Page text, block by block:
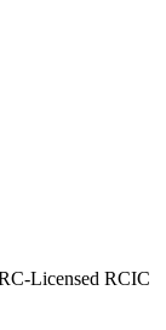
Licensed RCIC